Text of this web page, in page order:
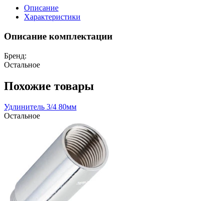
Описание
Характеристики
Описание комплектации
Бренд:
Остальное
Похожие товары
Удлинитель 3/4 80мм
Остальное